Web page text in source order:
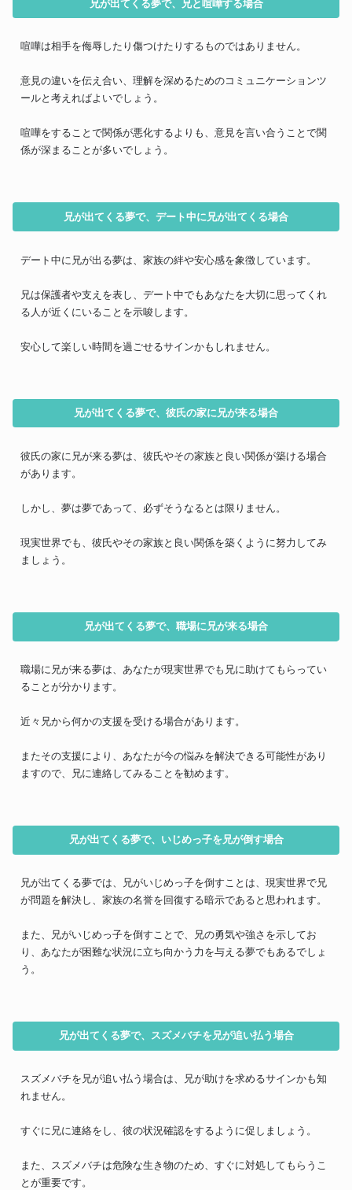
兄が出てくる夢で、兄と喧嘩する場合
喧嘩は相手を侮辱したり傷つけたりするものではありません。
意見の違いを伝え合い、理解を深めるためのコミュニケーションツ
ールと考えればよいでしょう。
喧嘩をすることで関係が悪化するよりも、意見を言い合うことで関
係が深まることが多いでしょう。
兄が出てくる夢で、デート中に兄が出てくる場合
デート中に兄が出る夢は、家族の絆や安心感を象徴しています。
兄は保護者や支えを表し、デート中でもあなたを大切に思ってくれ
る人が近くにいることを示唆します。
安心して楽しい時間を過ごせるサインかもしれません。
兄が出てくる夢で、彼氏の家に兄が来る場合
彼氏の家に兄が来る夢は、彼氏やその家族と良い関係が築ける場合
があります。
しかし、夢は夢であって、必ずそうなるとは限りません。
現実世界でも、彼氏やその家族と良い関係を築くように努力してみ
ましょう。
兄が出てくる夢で、職場に兄が来る場合
職場に兄が来る夢は、あなたが現実世界でも兄に助けてもらってい
ることが分かります。
近々兄から何かの支援を受ける場合があります。
またその支援により、あなたが今の悩みを解決できる可能性があり
ますので、兄に連絡してみることを勧めます。
兄が出てくる夢で、いじめっ子を兄が倒す場合
兄が出てくる夢では、兄がいじめっ子を倒すことは、現実世界で兄
が問題を解決し、家族の名誉を回復する暗示であると思われます。
また、兄がいじめっ子を倒すことで、兄の勇気や強さを示してお
り、あなたが困難な状況に立ち向かう力を与える夢でもあるでしょ
う。
兄が出てくる夢で、スズメバチを兄が追い払う場合
スズメバチを兄が追い払う場合は、兄が助けを求めるサインかも知
れません。
すぐに兄に連絡をし、彼の状況確認をするように促しましょう。
また、スズメバチは危険な生き物のため、すぐに対処してもらうこ
とが重要です。